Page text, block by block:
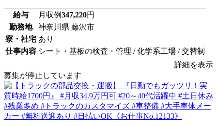
給与 月収例347,220円
勤務地
神奈川県 藤沢市
寮・社宅 あり
仕事内容 シート・基板の検査・管理 / 化学系工場 / 交替制
詳細を表示
募集が停止しています